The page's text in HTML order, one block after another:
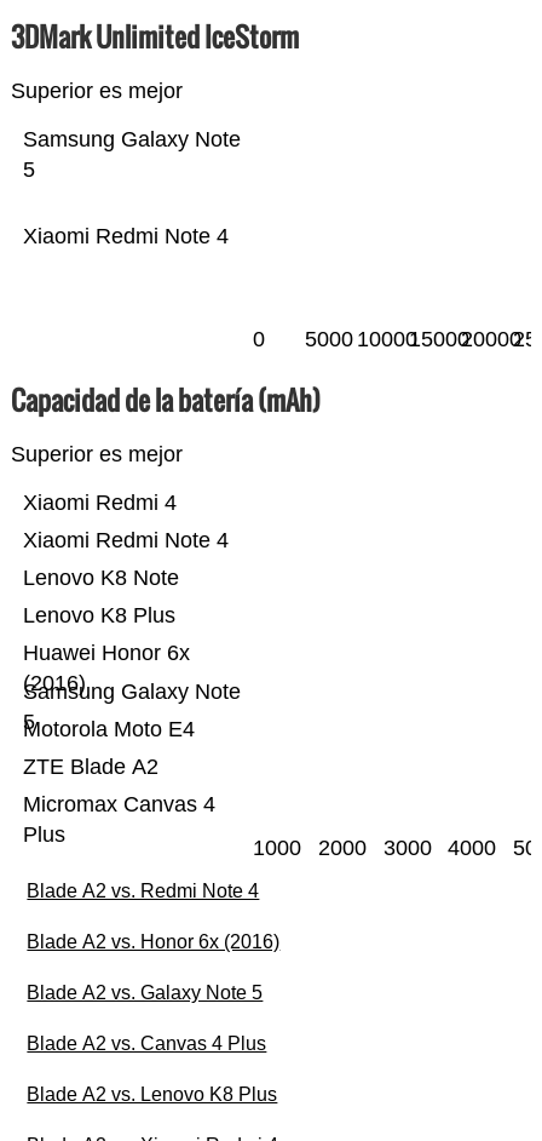
3DMark Unlimited IceStorm
Superior es mejor
Xiaomi Redmi Note 4
Samsung Galaxy Note
5
0 5000 100001500020000
Capacidad de la batería (mAh)
Superior es mejor
Micromax Canvas 4
Plus
ZTE Blade A2
Motorola Moto E4
Samsung Galaxy Note
5
Huawei Honor 6x
(2016)
Lenovo K8 Plus
Lenovo K8 Note
Xiaomi Redmi Note 4
Xiaomi Redmi 4
1000 2000 3000 4000
Blade A2 vs. Redmi Note 4
Blade A2 vs. Honor 6x (2016)
Blade A2 vs. Galaxy Note 5
Blade A2 vs. Canvas 4 Plus
Blade A2 vs. Lenovo K8 Plus